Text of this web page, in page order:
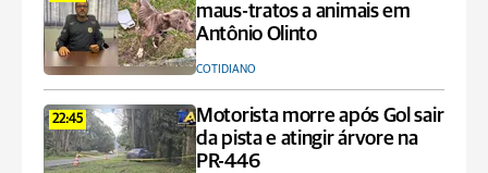
maus-tratos a animais em
Antônio Olinto
COTIDIANO
22:45
Motorista morre após Gol sair
da pista e atingir árvore na
PR-446